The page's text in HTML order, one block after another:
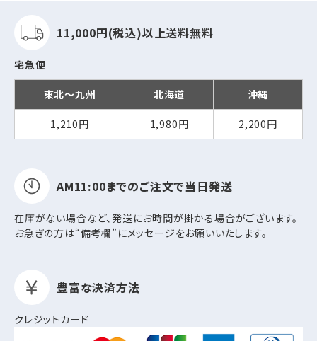
11,000円(税込)以上送料無料
宅急便
東北～九州 北海道 沖縄
1,210円 1,980円 2,200円
AM11:00までのご注文で当日発送
在庫がない場合など、発送にお時間が掛かる場合がございます。
お急ぎの方は“備考欄”にメッセージをお願いいたします。
豊富な決済方法
クレジットカード